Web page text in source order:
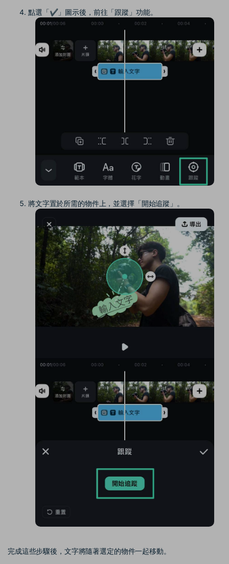
點選「✔」圖示後，前往「跟蹤」功能。
將文字置於所需的物件上，並選擇「開始追蹤」。
完成這些步驟後，文字將隨著選定的物件一起移動。